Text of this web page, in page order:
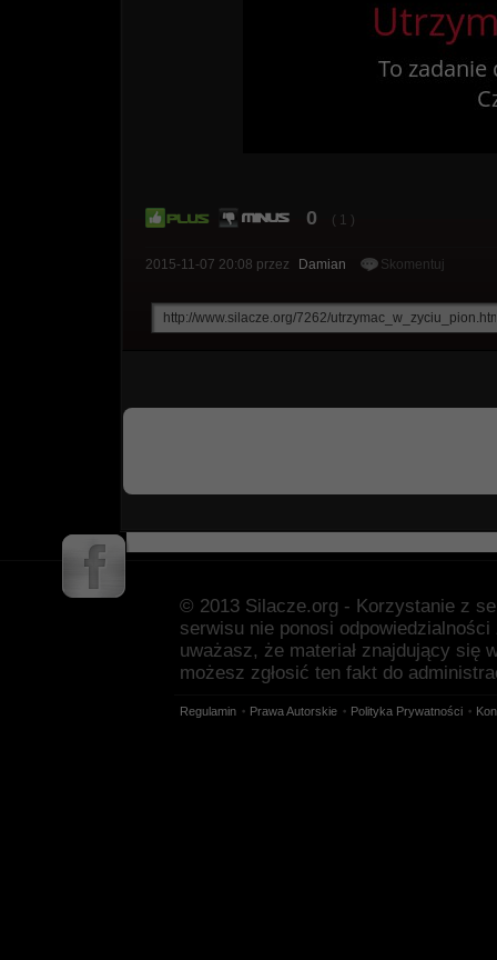
0 ( 1 )
2015-11-07 20:08 przez Damian Skomentuj
© 2013 Silacze.org - Korzystanie z
serwisu nie ponosi
uważasz, że materiał znajdujący się
możesz zgłosić ten fakt do
Regulamin Prawa Autorskie Polityka Prywatności